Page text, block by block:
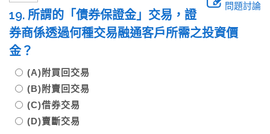
問題討論
19. 所謂的「債券保證金」交易，證
券商係透過何種交易融通客戶所需之投資價
金？
(A)附買回交易
(B)附賣回交易
(C)借券交易
(D)賣斷交易